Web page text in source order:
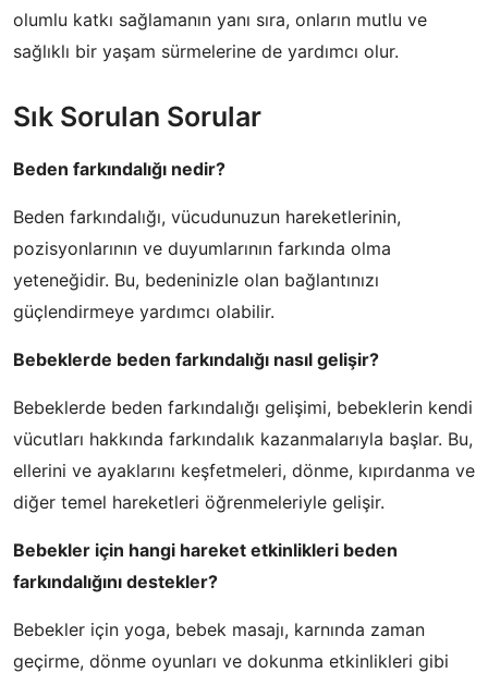
olumlu katkı sağlamanın yanı sıra, onların mutlu ve
sağlıklı bir yaşam sürmelerine de yardımcı olur.
Sık Sorulan Sorular
Beden farkındalığı nedir?
Beden farkındalığı, vücudunuzun hareketlerinin,
pozisyonlarının ve duyumlarının farkında olma
yeteneğidir. Bu, bedeninizle olan bağlantınızı
güçlendirmeye yardımcı olabilir.
Bebeklerde beden farkındalığı nasıl gelişir?
Bebeklerde beden farkındalığı gelişimi, bebeklerin kendi
vücutları hakkında farkındalık kazanmalarıyla başlar. Bu,
ellerini ve ayaklarını keşfetmeleri, dönme, kıpırdanma ve
diğer temel hareketleri öğrenmeleriyle gelişir.
Bebekler için hangi hareket etkinlikleri beden
farkındalığını destekler?
Bebekler için yoga, bebek masajı, karnında zaman
geçirme, dönme oyunları ve dokunma etkinlikleri gibi